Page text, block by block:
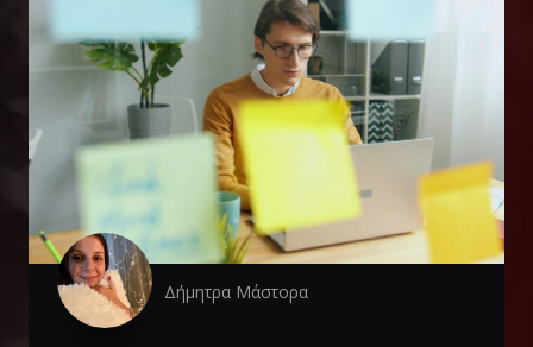
Δήμητρα Μάστορα